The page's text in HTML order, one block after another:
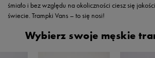
śmiało i bez względu na okoliczności ciesz się
świecie. Trampki Vans – to się nosi!
Wybierz swoje męskie